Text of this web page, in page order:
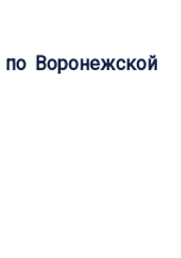
Воронежской